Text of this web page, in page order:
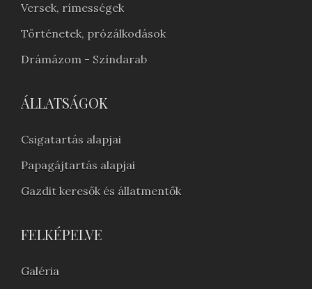
Versek, rímességek
Történetek, prózálkodások
Drámázom - Színdarab
ÁLLATSÁGOK
Csigatartás alapjai
Papagájtartás alapjai
Gazdit keresők és állatmentők
FELKÉPELVE
Galéria